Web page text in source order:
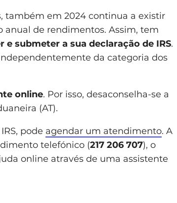
também em 2024 continua a existir
anual de rendimentos. Assim, tem
e submeter a sua declaração de IRS.
da categoria dos
online. Por isso, desaconselha-se a
(AT).
pode agendar um atendimento. A
telefónico (217 206 707), o
online através de uma assistente